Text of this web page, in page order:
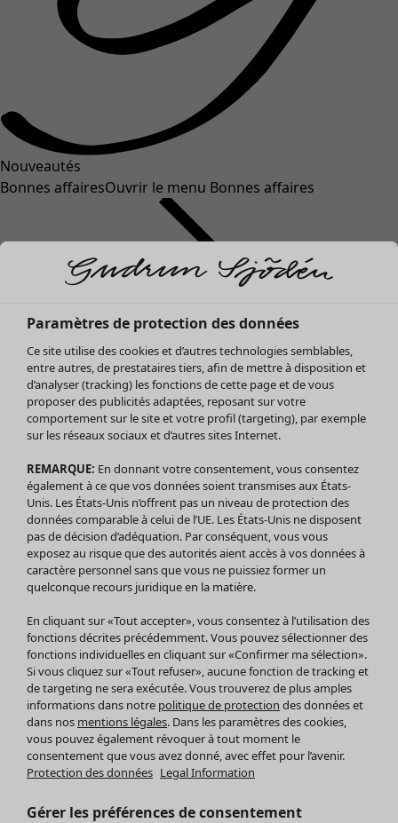
Nouveautés
Bonnes affairesOuvrir le menu Bonnes affaires
Soldes Vêtements
Tous les vêtements
Robes
Tuniques
Blouses
Tops
Gilets
Pantalon
Jupes
Leggings et collants
Accessoires
Chaussures
Vêtements de bain
Basics
Soldes Mobilier
Bonnes affaires déco
Décoration
Textiles
Tapis
Éponge
Paramètres de protection des données
Ce site utilise des cookies et d’autres technologies semblables,
entre autres, de prestataires tiers, afin de mettre à disposition et
d’analyser (tracking) les fonctions de cette page et de vous
proposer des publicités adaptées, reposant sur votre
comportement sur le site et votre profil (targeting), par exemple
sur les réseaux sociaux et d’autres sites Internet.
REMARQUE: En donnant votre consentement, vous consentez
également à ce que vos données soient transmises aux États-
Unis. Les États-Unis n’offrent pas un niveau de protection des
données comparable à celui de l’UE. Les États-Unis ne disposent
pas de décision d’adéquation. Par conséquent, vous vous
exposez au risque que des autorités aient accès à vos données à
caractère personnel sans que vous ne puissiez former un
quelconque recours juridique en la matière.
En cliquant sur «Tout accepter», vous consentez à l’utilisation des
fonctions décrites précédemment. Vous pouvez sélectionner des
fonctions individuelles en cliquant sur «Confirmer ma sélection».
Si vous cliquez sur «Tout refuser», aucune fonction de tracking et
de targeting ne sera exécutée. Vous trouverez de plus amples
informations dans notre politique de protection des données et
dans nos mentions légales. Dans les paramètres des cookies,
vous pouvez également révoquer à tout moment le
consentement que vous avez donné, avec effet pour l’avenir.
Protection des données Legal Information
Gérer les préférences de consentement